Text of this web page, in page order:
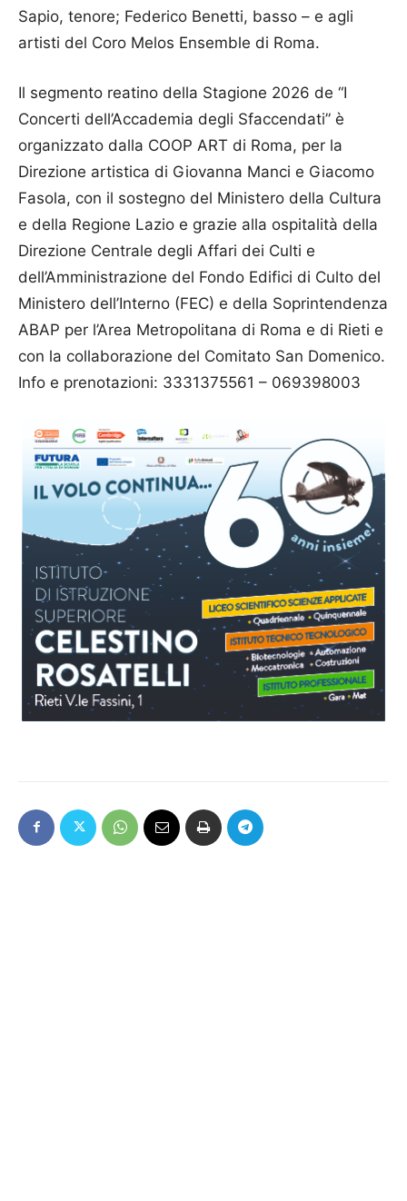
Sapio, tenore; Federico Benetti, basso – e agli
artisti del Coro Melos Ensemble di Roma.
Il segmento reatino della Stagione 2026 de “I
Concerti dell’Accademia degli Sfaccendati” è
organizzato dalla COOP ART di Roma, per la
Direzione artistica di Giovanna Manci e Giacomo
Fasola, con il sostegno del Ministero della Cultura
e della Regione Lazio e grazie alla ospitalità della
Direzione Centrale degli Affari dei Culti e
dell’Amministrazione del Fondo Edifici di Culto del
Ministero dell’Interno (FEC) e della Soprintendenza
ABAP per l’Area Metropolitana di Roma e di Rieti e
con la collaborazione del Comitato San Domenico.
Info e prenotazioni: 3331375561 – 069398003